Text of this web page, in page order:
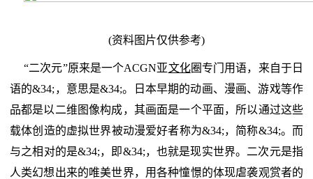
(资料图片仅供参考)
“二次元”原来是一个ACGN亚文化圈专门用语，来自于日
语的&34;，意思是&34;。日本早期的动画、漫画、游戏等作
品都是以二维图像构成，其画面是一个平面，所以通过这些
载体创造的虚拟世界被动漫爱好者称为&34;，简称&34;。而
与之相对的是&34;，即&34;，也就是现实世界。二次元是指
人类幻想出来的唯美世界，用各种憧憬的体现虐袭观赏者的